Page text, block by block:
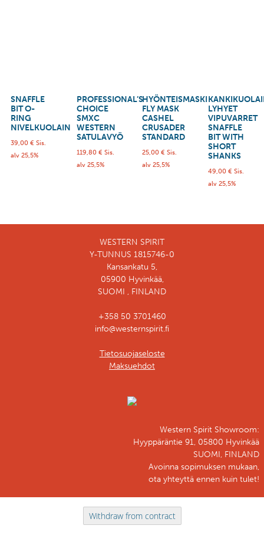
SNAFFLE
BIT O-
RING
NIVELKUOLAIN
39,00 € Sis.
alv 25,5%
PROFESSIONAL’S
CHOICE
SMXC
WESTERN
SATULAVYÖ
119,80 € Sis.
alv 25,5%
HYÖNTEISMASKI
FLY MASK
CASHEL
CRUSADER
STANDARD
25,00€ Sis.
alv 25,5%
LYHYET
VIPUVARRET
SNAFFLE
BIT WITH
SHORT
SHANKS
49,00 € Sis.
alv 25,5%
WESTERN SPIRIT
Y-TUNNUS 1815746-0
Kansankatu 5,
05900 Hyvinkää,
SUOMI , FINLAND
+358 50 3701460
info@westernspirit.fi
Tietosuojaseloste
Maksuehdot
Western Spirit Showroom:
Hyyppäräntie 91, 05800 Hyvinkää
SUOMI, FINLAND
Avoinna sopimuksen mukaan,
ota yhteyttä ennen kuin tulet!
Withdraw from contract